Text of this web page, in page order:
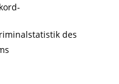
des